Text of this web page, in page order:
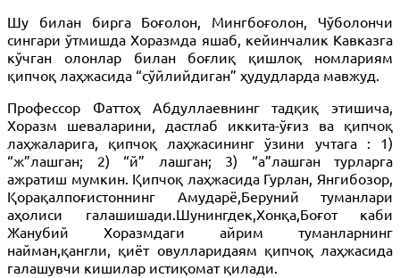
Шу билан бирга Боғолон, Мингбоғолон, Чўболончи
сингари ўтмишда Хоразмда яшаб, кейинчалик Кавказга
кўчган олонлар билан боғлиқ қишлоқ номлариям
қипчоқ лаҳжасида “сўйлийдиган” ҳудудларда мавжуд.
Профессор Фаттоҳ Абдуллаевнинг тадқиқ этишича,
Хоразм шеваларини, дастлаб иккита-ўғиз ва қипчоқ
лаҳжаларига, қипчоқ лаҳжасининг ўзини учтага : 1)
“ж”лашган; 2) “й” лашган; 3) “а”лашган турларга
ажратиш мумкин. Қипчоқ лаҳжасида Гурлан, Янгибозор,
Қорақалпоғистоннинг Амударё,Беруний туманлари
аҳолиси галашишади.Шунингдек,Хонқа,Боғот каби
Жанубий Хоразмдаги айрим туманларнинг
найман,қангли, қиёт овулларидаям қипчоқ лаҳжасида
галашувчи кишилар истиқомат қилади.